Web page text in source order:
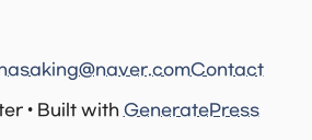
• Built with GeneratePress
Contact